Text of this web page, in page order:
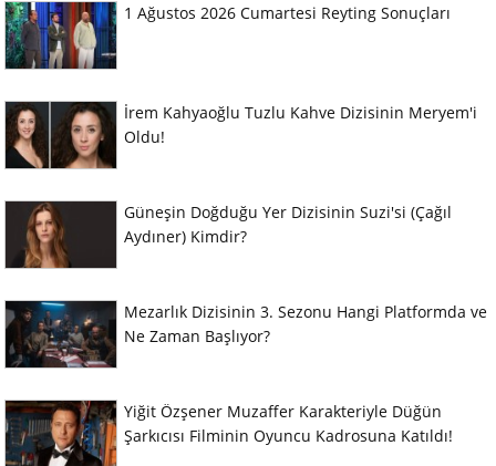
1 Ağustos 2026 Cumartesi Reyting Sonuçları
İrem Kahyaoğlu Tuzlu Kahve Dizisinin Meryem'i
Oldu!
Güneşin Doğduğu Yer Dizisinin Suzi'si (Çağıl
Aydıner) Kimdir?
Mezarlık Dizisinin 3. Sezonu Hangi Platformda ve
Ne Zaman Başlıyor?
Yiğit Özşener Muzaffer Karakteriyle Düğün
Şarkıcısı Filminin Oyuncu Kadrosuna Katıldı!